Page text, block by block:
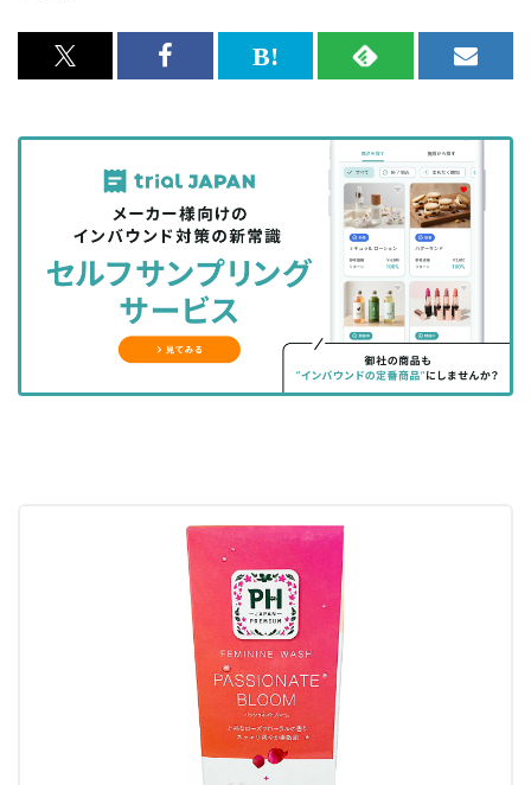
x<br>
記
を
シ
ェ
る
Facebook<br>
記
事
を
シ
ェ
ア
す
る
は
な
ッ
ク
マ
に
RSS
記
事
を
購
読
す
る
メ
マ
ガ
登
録
す
る